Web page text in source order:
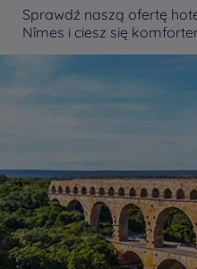
Sprawdź naszą ofertę
Nîmes i ciesz się